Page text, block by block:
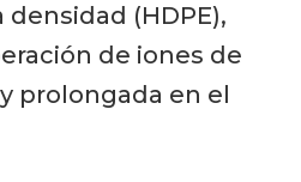
(HDPE),
de iones de
prolongada en el